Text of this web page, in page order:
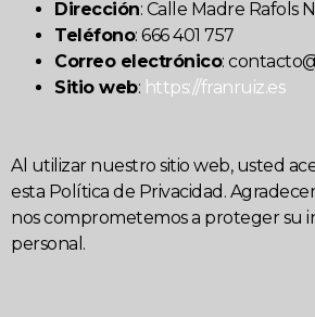
Dirección: Calle Madre Rafols
Teléfono: 666 401 757
Correo electrónico:
Sitio web: https://franruiz.es
Al utilizar nuestro sitio web, usted
esta Política de Privacidad.
nos comprometemos a proteger su
personal.